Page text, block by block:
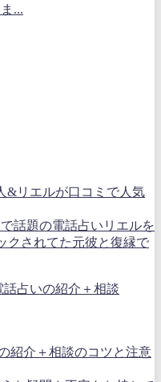
...
&リエルが口コミで人気
話題の電話占いリエルを
クされてた元彼と復縁で
紹介＋相談のコツと注意